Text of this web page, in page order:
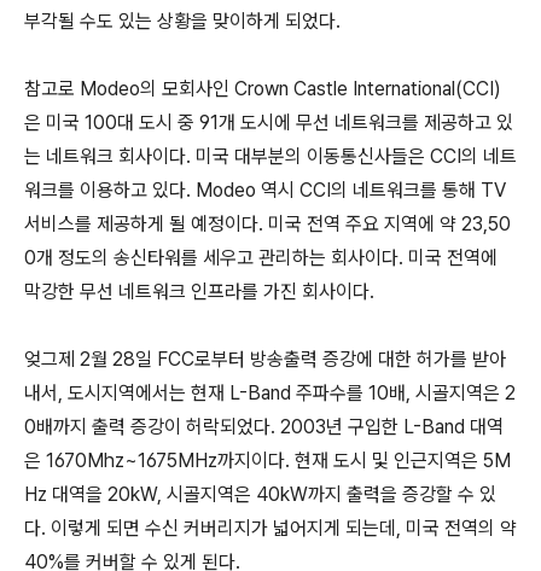
부각될 수도 있는 상황을 맞이하게 되었다.
참고로 Modeo의 모회사인 Crown Castle International(CCI)
은 미국 100대 도시 중 91개 도시에 무선 네트워크를 제공하고 있
는 네트워크 회사이다. 미국 대부분의 이동통신사들은 CCI의 네트
워크를 이용하고 있다. Modeo 역시 CCI의 네트워크를 통해 TV
서비스를 제공하게 될 예정이다. 미국 전역 주요 지역에 약 23,50
0개 정도의 송신타워를 세우고 관리하는 회사이다. 미국 전역에
막강한 무선 네트워크 인프라를 가진 회사이다.
엊그제 2월 28일 FCC로부터 방송출력 증강에 대한 허가를 받아
내서, 도시지역에서는 현재 L-Band 주파수를 10배, 시골지역은 2
0배까지 출력 증강이 허락되었다. 2003년 구입한 L-Band 대역
은 1670Mhz~1675MHz까지이다. 현재 도시 및 인근지역은 5M
Hz 대역을 20kW, 시골지역은 40kW까지 출력을 증강할 수 있
다. 이렇게 되면 수신 커버리지가 넓어지게 되는데, 미국 전역의 약
40%를 커버할 수 있게 된다.